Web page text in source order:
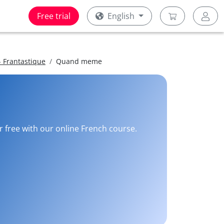
Free trial English
Frantastique Quand meme
with our online French course.